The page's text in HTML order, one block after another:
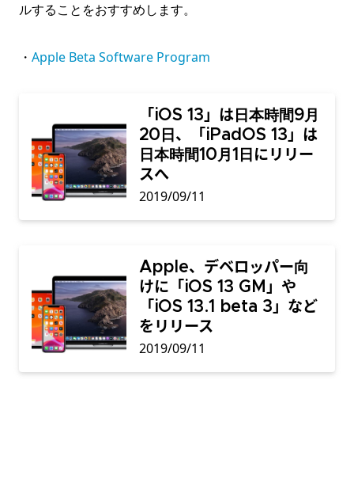
ルすることをおすすめします。
・ Apple Beta Software Program
「iOS 13」は日本時間9月
20日、「iPadOS 13」は
日本時間10月1日にリリー
スへ
2019/09/11
Apple、デベロッパー向
けに「iOS 13 GM」や
「iOS 13.1 beta 3」など
をリリース
2019/09/11